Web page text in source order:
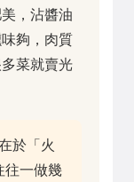
，沾醬油
夠，肉質
菜就賣光
於「火
往一做幾